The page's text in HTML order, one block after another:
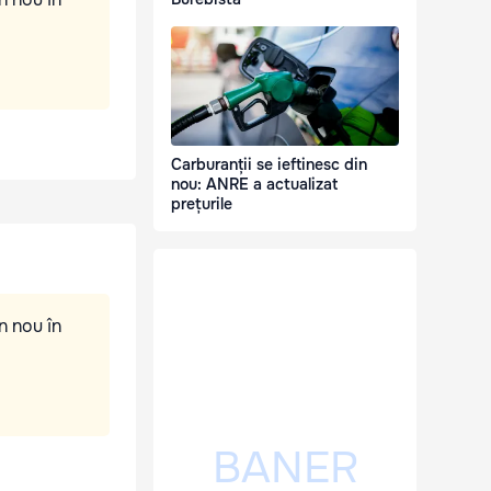
nou în
Carburanții se ieftinesc din
nou: ANRE a actualizat
prețurile